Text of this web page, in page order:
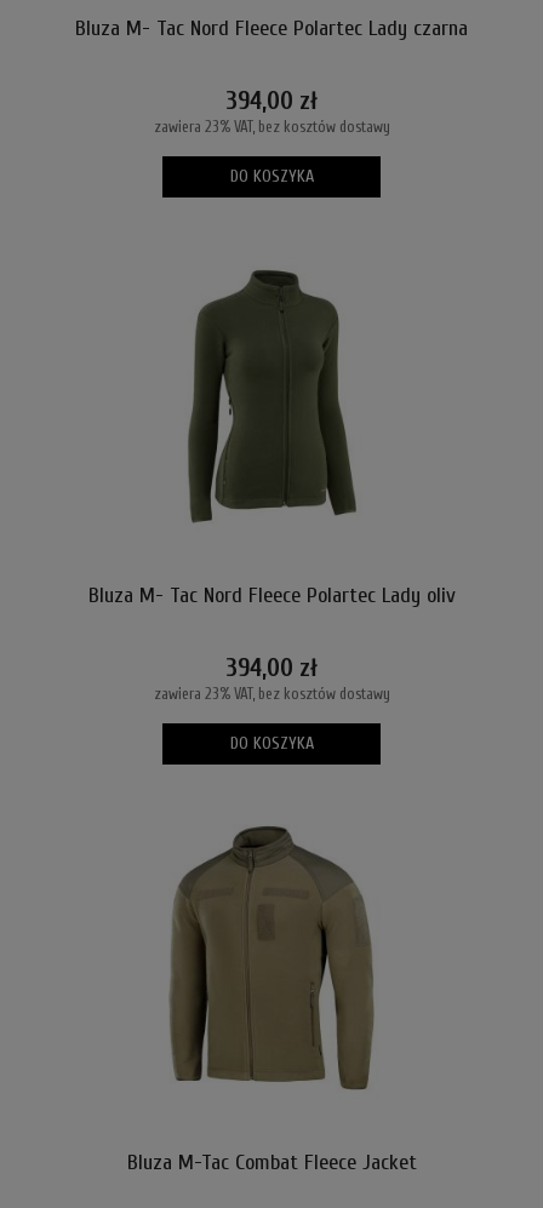
Bluza M- Tac Nord Fleece Polartec Lady czarna
394,00 zł
zawiera 23% VAT, bez kosztów dostawy
DO KOSZYKA
Bluza M- Tac Nord Fleece Polartec Lady oliv
394,00 zł
zawiera 23% VAT, bez kosztów dostawy
DO KOSZYKA
Bluza M-Tac Combat Fleece Jacket